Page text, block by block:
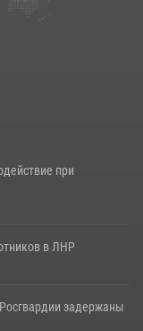
при
в ЛНР
задержаны